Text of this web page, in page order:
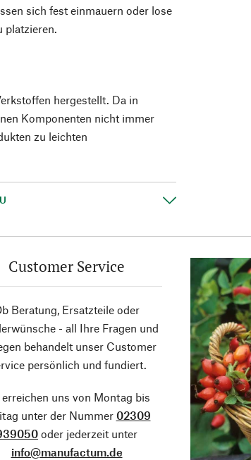
sich fest einmauern oder lose
platzieren.
hergestellt. Da in
Komponenten nicht immer
zu leichten
Customer Service
Beratung, Ersatzteile oder
- all Ihre Fragen und
behandelt unser Customer
persönlich und fundiert.
erreichen uns von Montag bis
unter der Nummer 02309
oder jederzeit unter
info@manufactum.de